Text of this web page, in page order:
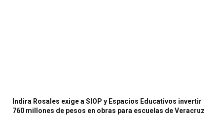
Indira Rosales exige a SIOP y Espacios Educativos invertir
760 millones de pesos en obras para escuelas de Veracruz